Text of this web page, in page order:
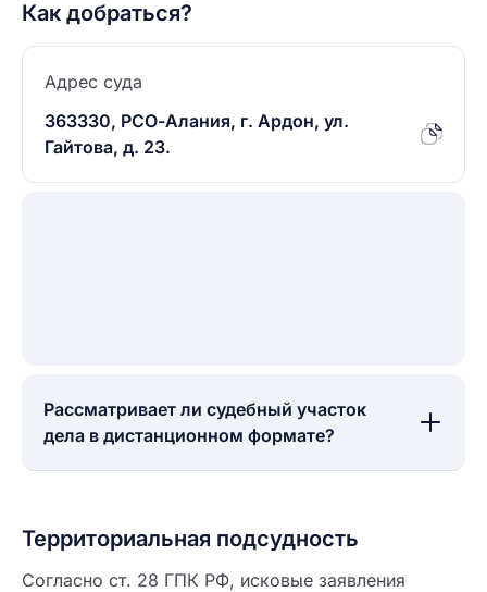
Как добраться?
Адрес суда
363330, РСО-Алания, г. Ардон, ул.
Гайтова, д. 23.
Рассматривает ли судебный участок
дела в дистанционном формате?
Территориальная подсудность
Согласно ст. 28 ГПК РФ, исковые заявления